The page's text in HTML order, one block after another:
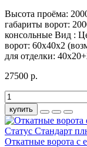
Высота проёма:
габариты ворот:
консольные Вид :
ворот: 60х40х2
для отделки:
27500 р.
купить
Откатные ворота с